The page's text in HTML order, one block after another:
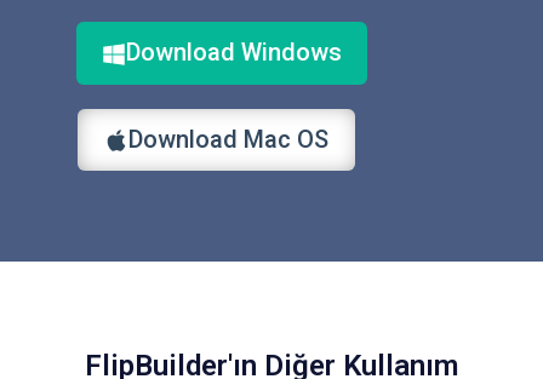
Download Windows
Download Mac OS
FlipBuilder'ın Diğer Kullanım